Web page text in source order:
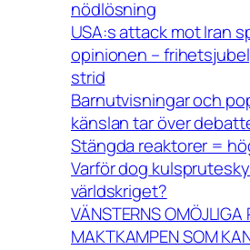
nödlösning
USA:s attack mot Iran
opinionen –
strid
Barnutvisningar och
känslan tar över
Stängda reaktorer =
Varför dog
världskriget?
VÄNSTERNS OMÖJLIGA
MAKTKAMPEN SOM